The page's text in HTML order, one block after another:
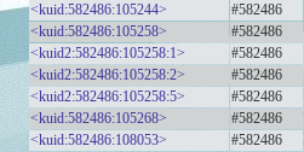
<kuid:582486:105244>
#582486
<kuid:582486:105258>
#582486
<kuid2:582486:105258:1>
#582486
<kuid2:582486:105258:2>
#582486
<kuid2:582486:105258:5>
#582486
<kuid:582486:105268>
#582486
<kuid:582486:108053>
#582486